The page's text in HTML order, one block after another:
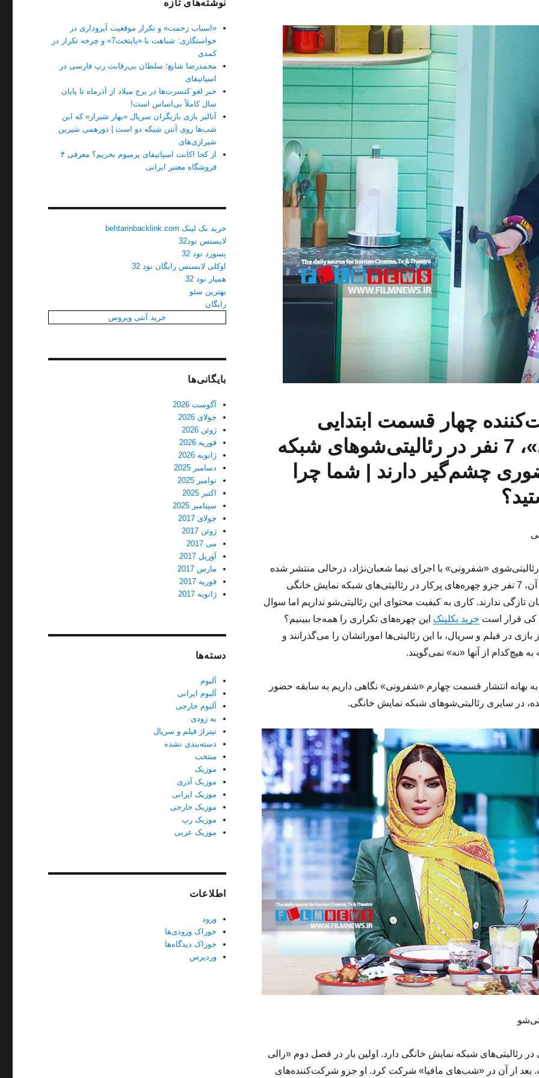
چهار قسمت ابتدایی
«شفرونی»، 7 نفر در رئالیتی‌شوهای شبکه
چشم‌گیر دارند | شما چرا
«شفرونی» با اجرای نیما شعبان‌نژاد، درحالی منتشر شده
که از 8 شرکت‌کننده آن، 7 نفر جزو چهره‌های پرکار در رئالیتی‌های شبکه نمایش خانگی
تازگی ندارند. کاری به کیفیت محتوای این رئالیتی‌شو نداریم اما سوال
کی قرار است خرید بکلینک این چهره‌های تکراری را همه‌جا ببینیم؟
بازی در فیلم و سریال، با این رئالیتی‌ها اموراتشان را می‌گذرانند و
هیچ‌کدام از آنها «نه» نمی‌گویند.
به بهانه انتشار قسمت چهارم «شفرونی» نگاهی داریم به سابقه حضور
در سایری رئالیتی‌شوهای شبکه نمایش خانگی.
در رئالیتی‌های شبکه نمایش خانگی دارد. اولین بار در فصل دوم «رالی
بعد از آن در «شب‌های مافیا» شرکت کرد. او جزو شرکت‌کننده‌های
نوشته‌های تازه
«اسباب زحمت» و تکرار موقعیت آبروداری در
خواستگاری: شباهت با «پایتخت7» و چرخه تکرار در
کمدی
محمدرضا شایع؛ سلطان بی‌رقابت رپ فارسی در
اسپاتیفای
خبر لغو کنسرت‌ها در برج میلاد از آذرماه تا پایان
سال کاملاً بی‌اساس است!
آنالیز بازی بازیگران سریال «بهار شیراز» که این
شب‌ها روی آنتن شبکه دو است | دورهمی شیرین
شیرازی‌های
از کجا اکانت اسپاتیفای پرمیوم بخریم؟ معرفی ۴
فروشگاه معتبر ایرانی
خرید بک لینک behtarinbacklink.com
لایسنس نود32
پسورد نود 32
اوکلی لایسنس رایگان نود 32
همیار نود 32
بهترین سئو
رایگان
خرید آنتی ویروس
بایگانی‌ها
آگوست 2026
جولای 2026
ژوئن 2026
فوریه 2026
ژانویه 2026
دسامبر 2025
نوامبر 2025
اکتبر 2025
سپتامبر 2025
جولای 2017
ژوئن 2017
می 2017
آوریل 2017
مارس 2017
فوریه 2017
ژانویه 2017
دسته‌ها
آلبوم
آلبوم ایرانی
آلبوم خارجی
به زودی
تیتراژ فیلم و سریال
دسته‌بندی نشده
منتخب
موزیک
موزیک آذری
موزیک ایرانی
موزیک خارجی
موزیک رپ
موزیک عربی
اطلاعات
ورود
خوراک ورودی‌ها
خوراک دیدگاه‌ها
وردپرس